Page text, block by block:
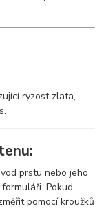
ryzost zlata,
prstu nebo jeho
Pokud
pomocí kroužků